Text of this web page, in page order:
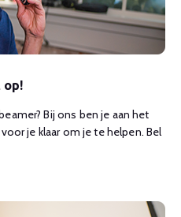
op!
Bij ons ben je aan het
je klaar om je te helpen. Bel